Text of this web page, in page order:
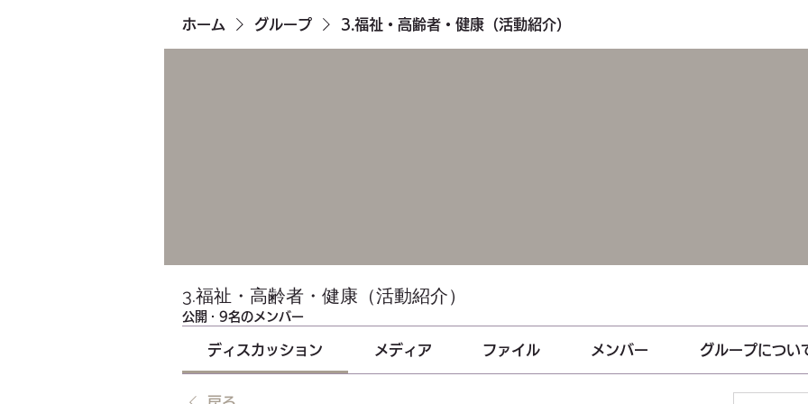
ホーム グループ 3.福祉・高齢者・健康（活動紹介）
3.福祉・高齢者・健康（活動紹介）
公開 · 9名のメンバー
ディスカッション メディア ファイル メンバー グループについ